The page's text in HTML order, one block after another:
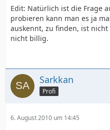
Edit: Natürlich ist die Frage
probieren kann man es ja
auskennt, zu finden, ist
nicht billig.
Sarkkan
Profi
6. August 2010 um 14:45